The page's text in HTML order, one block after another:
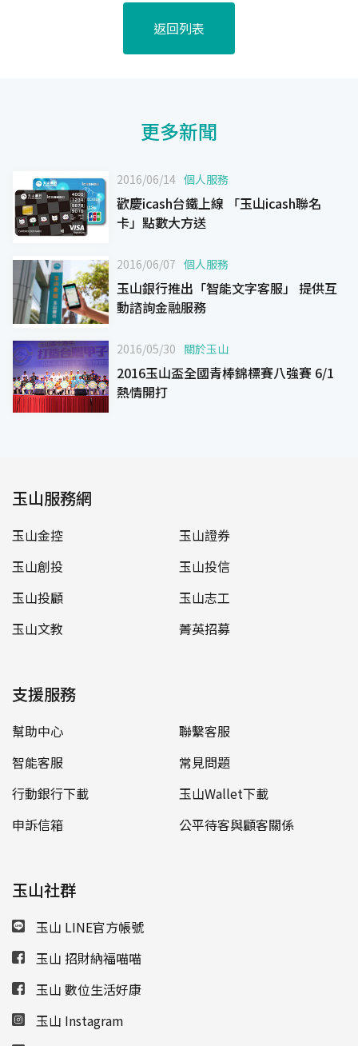
返回列表
更多新聞
2016/06/14 個人服務
歡慶icash台鐵上線 「玉山icash聯名
卡」點數大方送
2016/06/07 個人服務
玉山銀行推出「智能文字客服」 提供互
動諮詢金融服務
2016/05/30 關於玉山
2016玉山盃全國青棒錦標賽八強賽 6/1
熱情開打
玉山服務網
玉山金控
玉山證券
玉山創投
玉山投信
玉山投顧
玉山志工
玉山文教
菁英招募
支援服務
幫助中心
聯繫客服
智能客服
常見問題
行動銀行下載
玉山Wallet下載
申訴信箱
公平待客與顧客關係
玉山社群
玉山 LINE官方帳號
玉山 招財納福喵喵
玉山 數位生活好康
玉山 Instagram